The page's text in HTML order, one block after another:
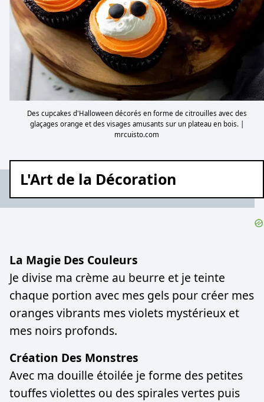
Des cupcakes d'Halloween décorés en forme de citrouilles avec des
glaçages orange et des visages amusants sur un plateau en bois. |
mrcuisto.com
L'Art de la Décoration
La Magie Des Couleurs
Je divise ma crème au beurre et je teinte
chaque portion avec mes gels pour créer mes
oranges vibrants mes violets mystérieux et
mes noirs profonds.
Création Des Monstres
Avec ma douille étoilée je forme des petites
touffes violettes ou des spirales vertes puis